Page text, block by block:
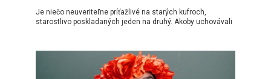
Je niečo neuveriteľne príťažlivé na starých kufroch,
starostlivo poskladaných jeden na druhý. Akoby uchovávali